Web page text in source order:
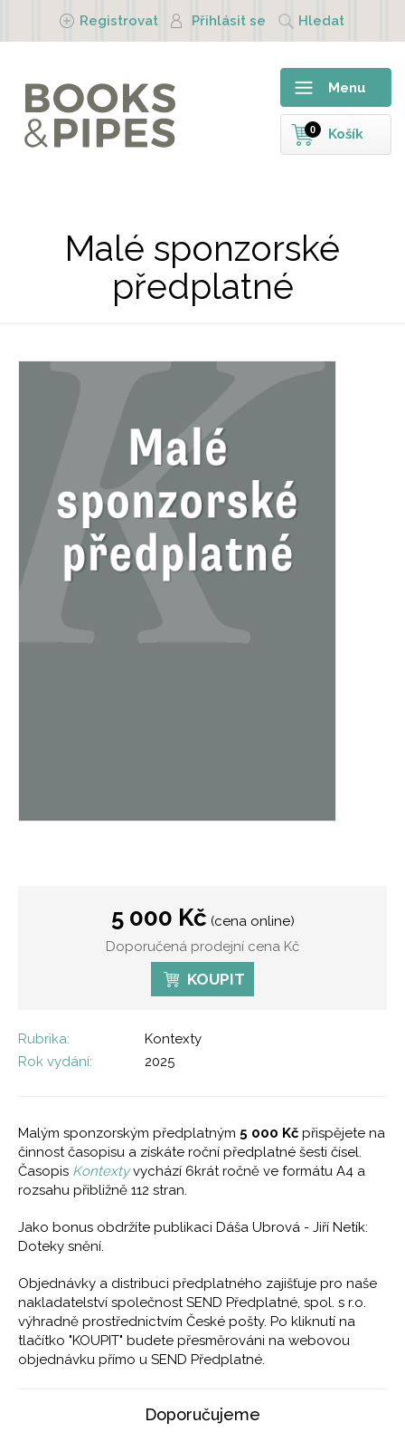
Registrovat Přihlásit se Hledat
Menu
Košík
0
Malé sponzorské
předplatné
5 000 Kč (cena online)
Doporučená prodejní cena Kč
KOUPIT
Rubrika:
Kontexty
Rok vydání:
2025
Malým sponzorským předplatným 5 000 Kč přispějete na
činnost časopisu a získáte roční předplatné šesti čísel.
Časopis Kontextyvychází 6krát ročně ve formátu A4 a
rozsahu přibližně 112 stran.
Jako bonus obdržíte publikaci Dáša Ubrová - Jiří Netík:
Doteky snění.
Objednávky a distribuci předplatného zajišťuje pro naše
nakladatelství společnost SEND Předplatné, spol. s r.o.
výhradně prostřednictvím České pošty. Po kliknutí na
tlačítko "KOUPIT" budete přesměrováni na webovou
objednávku přímo u SEND Předplatné.
Doporučujeme